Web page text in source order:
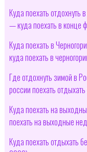
Куда поехать
— куда поехать в конце
Куда поехать в
куда поехать в
Где отдохнуть зимой в
россии поехать
Куда поехать на
поехать на выходные
Куда поехать отдыхать